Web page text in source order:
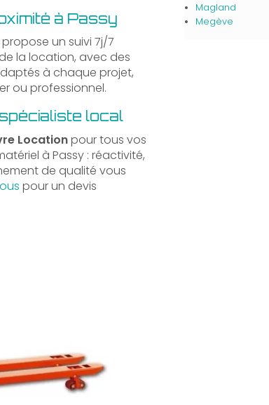
à Passy
un suivi 7j/7
la location, avec des
à chaque projet,
ou professionnel.
local
Locationpour tous vos
à Passy : réactivité,
de qualité vous
pour un devis
Magland
Megève